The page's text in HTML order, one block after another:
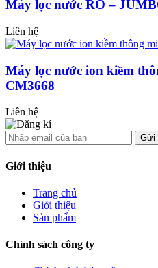
Máy lọc nước RO –
Liên hệ
Máy lọc nước ion kiềm
CM3668
Liên hệ
Gửi
Giới thiệu
Trang chủ
Giới thiệu
Sản phẩm
Chính sách công ty